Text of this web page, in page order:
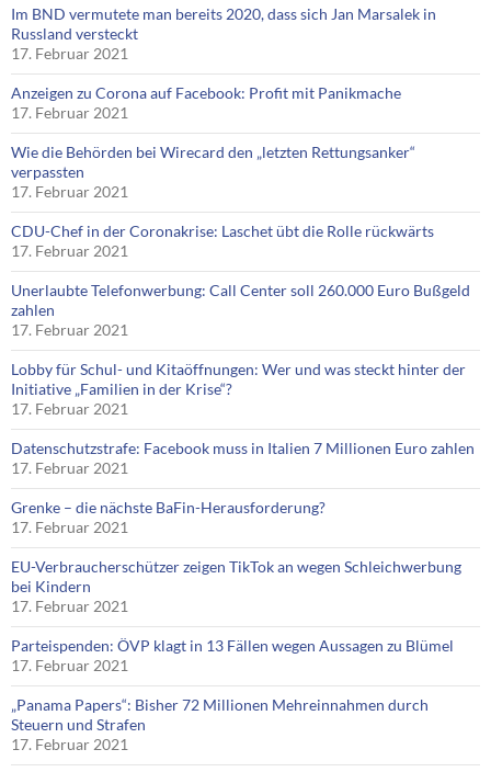
Im BND vermutete man bereits 2020, dass sich Jan Marsalek in
Russland versteckt
17. Februar 2021
Anzeigen zu Corona auf Facebook: Profit mit Panikmache
17. Februar 2021
Wie die Behörden bei Wirecard den „letzten Rettungsanker“
verpassten
17. Februar 2021
CDU-Chef in der Coronakrise: Laschet übt die Rolle rückwärts
17. Februar 2021
Unerlaubte Telefonwerbung: Call Center soll 260.000 Euro Bußgeld
zahlen
17. Februar 2021
Lobby für Schul- und Kitaöffnungen: Wer und was steckt hinter der
Initiative „Familien in der Krise“?
17. Februar 2021
Datenschutzstrafe: Facebook muss in Italien 7 Millionen Euro zahlen
17. Februar 2021
Grenke – die nächste BaFin-Herausforderung?
17. Februar 2021
EU-Verbraucherschützer zeigen TikTok an wegen Schleichwerbung
bei Kindern
17. Februar 2021
Parteispenden: ÖVP klagt in 13 Fällen wegen Aussagen zu Blümel
17. Februar 2021
„Panama Papers“: Bisher 72 Millionen Mehreinnahmen durch
Steuern und Strafen
17. Februar 2021